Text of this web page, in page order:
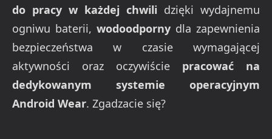
do pracy w każdej chwili dzięki wydajnemu
ogniwu baterii, wodoodporny dla zapewnienia
bezpieczeństwa w czasie wymagającej
aktywności oraz oczywiście pracować na
dedykowanym systemie operacyjnym
Android Wear. Zgadzacie się?